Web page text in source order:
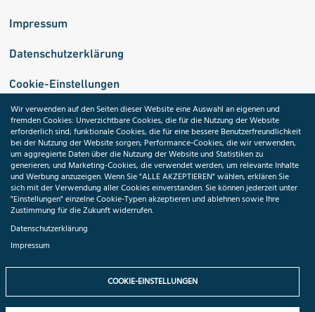
Impressum
Datenschutzerklärung
Cookie-Einstellungen
Medizininformatik-Initiative
ToolPool Gesundheitsforschung
Folgen Sie uns:
Wir verwenden auf den Seiten dieser Website eine Auswahl an eigenen und
fremden Cookies: Unverzichtbare Cookies, die für die Nutzung der Website
erforderlich sind; funktionale Cookies, die für eine bessere Benutzerfreundlichkeit
bei der Nutzung der Website sorgen; Performance-Cookies, die wir verwenden,
um aggregierte Daten über die Nutzung der Website und Statistiken zu
generieren; und Marketing-Cookies, die verwendet werden, um relevante Inhalte
und Werbung anzuzeigen. Wenn Sie "ALLE AKZEPTIEREN" wählen, erklären Sie
sich mit der Verwendung aller Cookies einverstanden. Sie können jederzeit unter
"Einstellungen" einzelne Cookie-Typen akzeptieren und ablehnen sowie Ihre
Zustimmung für die Zukunft widerrufen.
Datenschutzerklärung
Impressum
COOKIE-EINSTELLUNGEN